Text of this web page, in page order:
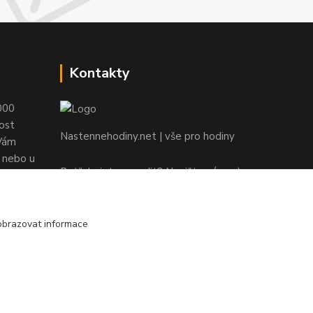
u
Kontakty
Nastennehodiny.net | vše pro hodiny
Potřebujete poradit? Napište nám. ;-)
informace